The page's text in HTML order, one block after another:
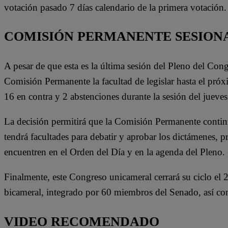
votación pasado 7 días calendario de la primera votación.
COMISIÓN PERMANENTE
A pesar de que esta es la última sesión del Pleno del
Comisión Permanente la facultad de legislar hasta el
16 en contra y 2 abstenciones durante la sesión del
La decisión permitirá que la Comisión Permanente
tendrá facultades para debatir y aprobar los dictámenes,
encuentren en el Orden del Día y en la agenda del Pleno.
Finalmente, este Congreso unicameral cerrará su ciclo
bicameral, integrado por 60 miembros del Senado, así
VIDEO RECOMENDADO